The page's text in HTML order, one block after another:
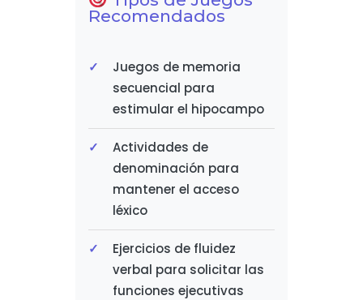
Recomendados
Juegos de memoria
secuencial para
estimular el hipocampo
Actividades de
denominación para
mantener el acceso
léxico
Ejercicios de fluidez
verbal para solicitar las
funciones ejecutivas